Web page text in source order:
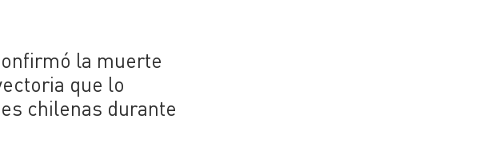
la muerte
que lo
chilenas durante